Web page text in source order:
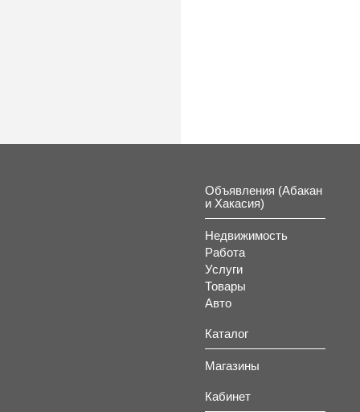
Объявления (Абакан
и Хакасия)
Недвижимость
Работа
Услуги
Товары
Авто
Каталог
Магазины
Кабинет